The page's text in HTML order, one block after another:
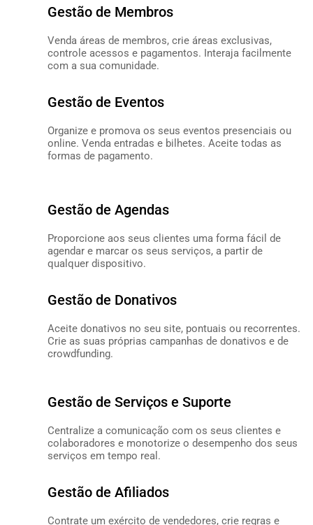
Gestão de Membros
Venda áreas de membros, crie áreas exclusivas,
controle acessos e pagamentos. Interaja facilmente
com a sua comunidade.
Gestão de Eventos
Organize e promova os seus eventos presenciais ou
online. Venda entradas e bilhetes. Aceite todas as
formas de pagamento.
Gestão de Agendas
Proporcione aos seus clientes uma forma fácil de
agendar e marcar os seus serviços, a partir de
qualquer dispositivo.
Gestão de Donativos
Aceite donativos no seu site, pontuais ou recorrentes.
Crie as suas próprias campanhas de donativos e de
crowdfunding.
Gestão de Serviços e Suporte
Centralize a comunicação com os seus clientes e
colaboradores e monotorize o desempenho dos seus
serviços em tempo real.
Gestão de Afiliados
Contrate um exército de vendedores, crie regras e